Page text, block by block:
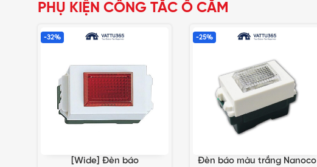
PHỤ KIỆN CÔNG TẮC Ổ CẮM
-32%
LỰA CHỌN TÙY CHỌN
[Wide] Đèn báo
-25%
LỰA CHỌN TÙY CHỌN
Đèn báo màu trắng Nanoco